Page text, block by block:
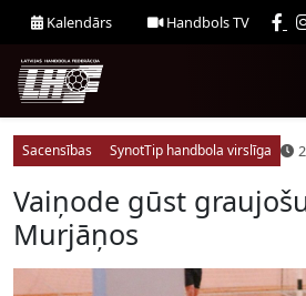
Kalendārs Handbols TV
Sacensības SynotTip handbola virslīga
Vaiņode gūst
Murjāņos